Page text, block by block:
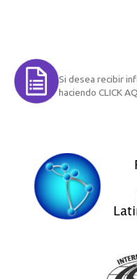
Si desea recibir
haciendo CLICK